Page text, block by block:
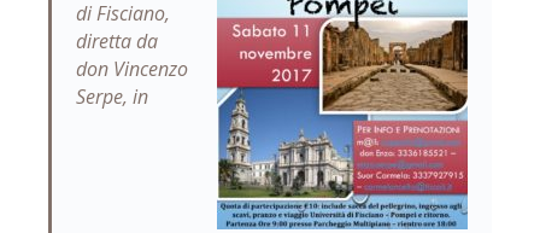
di Fisciano,
diretta da
don Vincenzo
Serpe, in